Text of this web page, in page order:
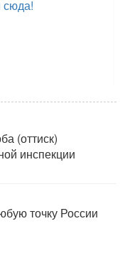
(оттиск)
инспекции
точку России